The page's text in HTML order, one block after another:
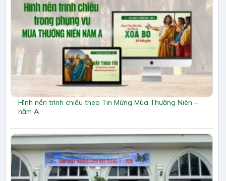
Hình nền trình chiếu theo Tin Mừng Mùa Thường Niên –
năm A